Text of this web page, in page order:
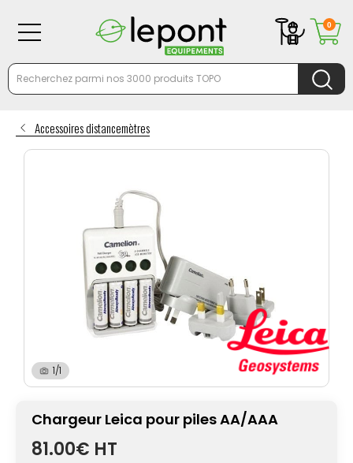
Accessoires distancemètres
1/1
Chargeur Leica pour piles AA/AAA
81.00€ HT
0